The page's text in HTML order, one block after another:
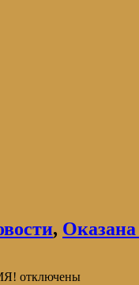
,
отключены